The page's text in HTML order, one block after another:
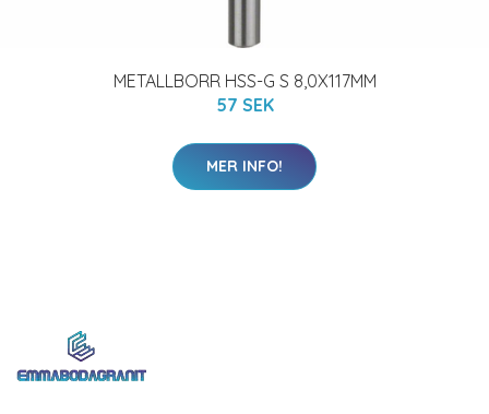
METALLBORR HSS-G S 8,0X117MM
57 SEK
MER INFO!